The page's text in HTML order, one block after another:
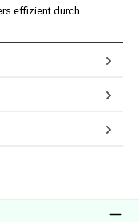
effizient durch